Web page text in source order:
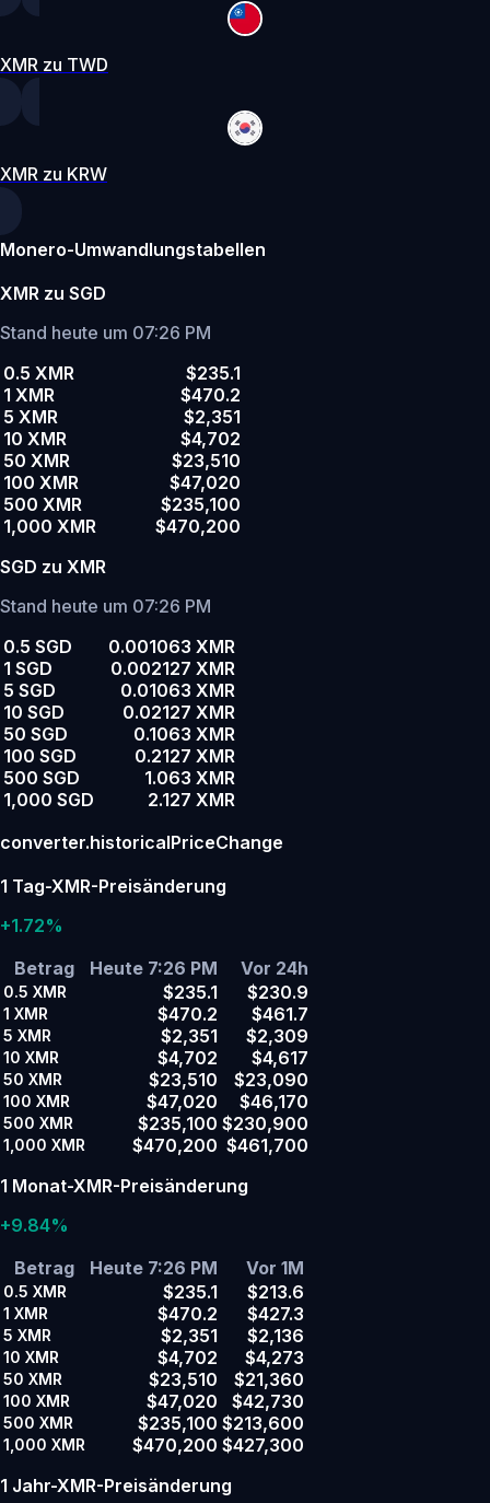
XMR zu TWD
XMR zu KRW
Monero-Umwandlungstabellen
XMR zu SGD
Stand heute um 07:26 PM
0.5 XMR
$235.1
1 XMR
$470.2
5 XMR
$2,351
10 XMR
$4,702
50 XMR
$23,510
100 XMR
$47,020
500 XMR
$235,100
1,000 XMR
$470,200
SGD zu XMR
Stand heute um 07:26 PM
0.5 SGD
0.001063 XMR
1 SGD
0.002127 XMR
5 SGD
0.01063 XMR
10 SGD
0.02127 XMR
50 SGD
0.1063 XMR
100 SGD
0.2127 XMR
500 SGD
1.063 XMR
1,000 SGD
2.127 XMR
converter.historicalPriceChange
1 Tag-XMR-Preisänderung
+1.72%
Betrag
Heute 7:26 PM Vor 24h
0.5 XMR $235.1 $230.9
1 XMR $470.2 $461.7
5 XMR $2,351 $2,309
10 XMR $4,702 $4,617
50 XMR $23,510 $23,090
100 XMR $47,020 $46,170
500 XMR $235,100 $230,900
1,000 XMR $470,200 $461,700
1 Monat-XMR-Preisänderung
+9.84%
Betrag
Heute 7:26 PM Vor 1M
0.5 XMR $235.1 $213.6
1 XMR $470.2 $427.3
5 XMR $2,351 $2,136
10 XMR $4,702 $4,273
50 XMR $23,510 $21,360
100 XMR $47,020 $42,730
500 XMR $235,100 $213,600
1,000 XMR $470,200 $427,300
1 Jahr-XMR-Preisänderung